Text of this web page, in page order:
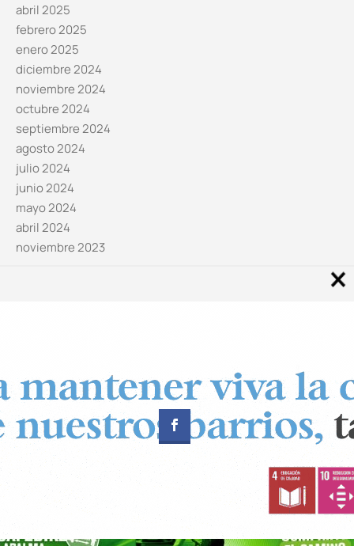
abril 2025
febrero 2025
enero 2025
diciembre 2024
noviembre 2024
octubre 2024
septiembre 2024
agosto 2024
julio 2024
junio 2024
mayo 2024
abril 2024
noviembre 2023